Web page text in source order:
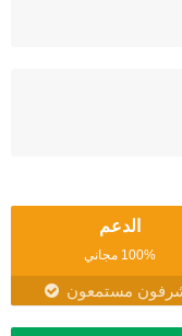
الدعم
100% مجاني
مستمعون